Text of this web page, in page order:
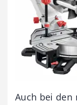
Auch bei den